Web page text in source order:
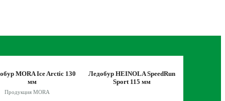
MORA Ice Arctic 130
мм
Продукция MORA
Ледобур HEINOLA SpeedRun
Sport 115 мм